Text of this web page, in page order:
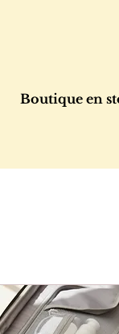
Boutique en